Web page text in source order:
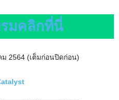
มคลิกที่นี่
2564 (เต็มก่อนปิดก่อน)